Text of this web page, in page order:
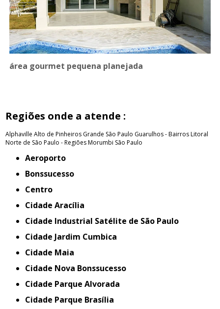
área gourmet pequena planejada
Regiões onde a atende :
Alphaville Alto de Pinheiros Grande São Paulo Guarulhos - BairrosLitoral
Norte de São Paulo - RegiõesMorumbi São Paulo
Aeroporto
Bonssucesso
Centro
Cidade Aracília
Cidade Industrial Satélite de São Paulo
Cidade Jardim Cumbica
Cidade Maia
Cidade Nova Bonssucesso
Cidade Parque Alvorada
Cidade Parque Brasília